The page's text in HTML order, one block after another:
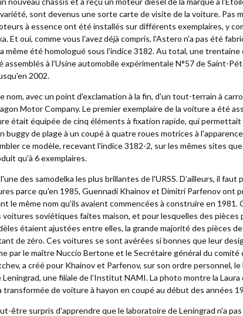
sont devenus une sorte carte de visite de la voiture. Pas
à essence ont été installés sur différents exemplaires, y
Et oui, comme vous l'avez déjà compris, l'Astero n'a pas été
même été homologué sous l'indice 3182. Au total, une
à l’Usine automobile expérimentale N°57 de Saint-
2002.
nom, avec un point d'exclamation à la fin, d'un tout-terrain à
Motor Company. Le premier exemplaire de la voiture a été
était équipée de cinq éléments à fixation rapide, qui permettait
buggy de plage à un coupé à quatre roues motrices à
ce modèle, recevant l'indice 3182-2, sur les mêmes sites
qu'à 6 exemplaires.
des samodelka les plus brillantes de l'URSS. D’ailleurs, il faut
parce qu'en 1985, Guennadi Khainov et Dimitri Parfenov ont
le même nom qu'ils avaient commencées à construire en 1981.
voitures soviétiques faites maison, et pour lesquelles des pièces
étaient ajustées entre elles, la grande majorité des pièces
de zéro. Ces voitures se sont avérées si bonnes que leur
par le maître Nuccio Bertone et le Secrétaire général du comité
a créé pour Khainov et Parfenov, sur son ordre personnel,
une filiale de l’Institut NAMI. La photo montre la Laura
transformée de voiture à hayon en coupé au début des années
être surpris d'apprendre que le laboratoire de Leningrad n'a